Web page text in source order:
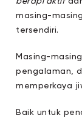
masing-
tersendiri.
Masing-
pengalaman,
memperkaya
Baik untuk